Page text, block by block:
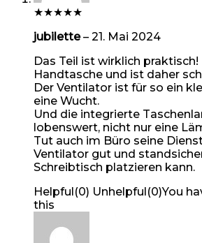
★★★★★
jubilette– 21. Mai 2024
Das Teil ist wirklich
Handtasche und ist daher
Der Ventilator ist für so ein
eine Wucht.
Und die integrierte
lobenswert, nicht nur eine
Tut auch im Büro seine
Ventilator gut und
Schreibtisch platzieren kann.
Helpful(0) Unhelpful(0)You
this